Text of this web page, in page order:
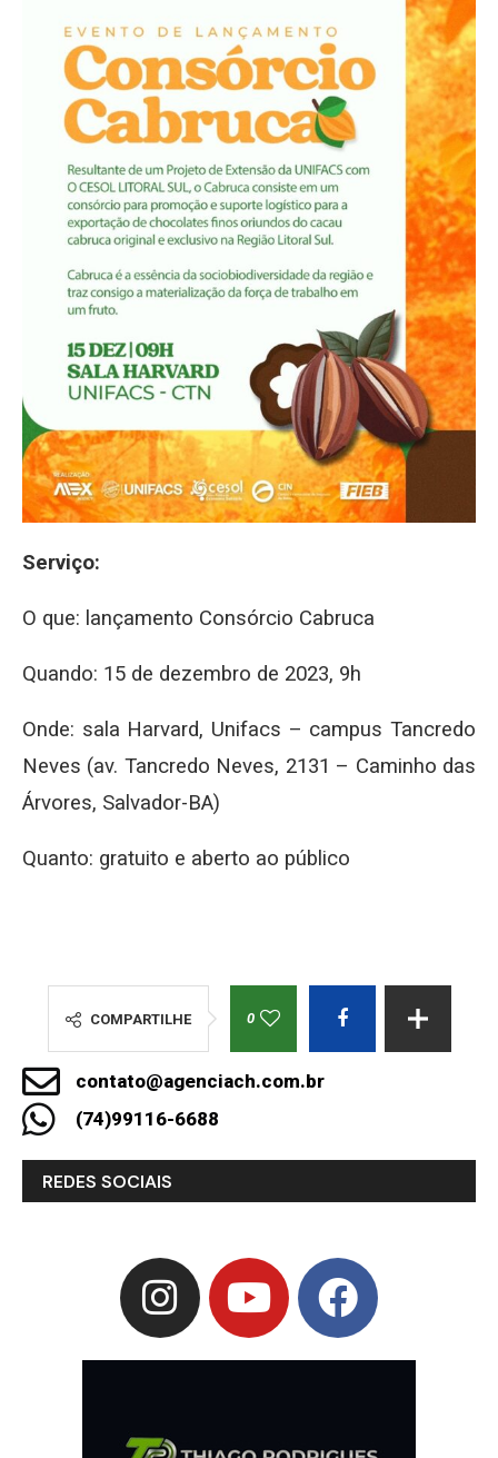
Serviço:
O que: lançamento Consórcio Cabruca
Quando: 15 de dezembro de 2023, 9h
Onde: sala Harvard, Unifacs – campus Tancredo
Neves (av. Tancredo Neves, 2131 – Caminho das
Árvores, Salvador-BA)
Quanto: gratuito e aberto ao público
COMPARTILHE 0
contato@agenciach.com.br
(74)99116-6688
REDES SOCIAIS